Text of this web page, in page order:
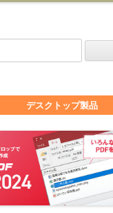
デスクトップ製品